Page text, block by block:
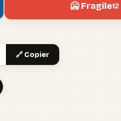
🥶 Fragile12
🔗 Copier